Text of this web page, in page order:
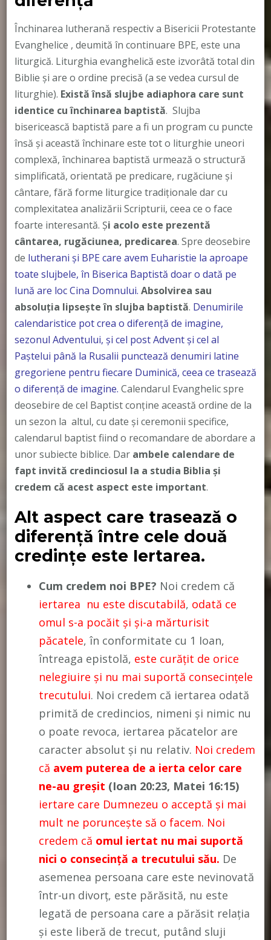
Închinarea lutherană respectiv a Bisericii Protestante
Evanghelice , deumită în continuare BPE, este una
liturgică. Liturghia evanghelică este izvorâtă total din
Biblie și are o ordine precisă (a se vedea cursul de
liturghie). Există însă slujbe adiaphora care sunt
identice cu închinarea baptistă. Slujba
bisericească baptistă pare a fi un program cu puncte
însă și această închinare este tot o liturghie uneori
complexă, închinarea baptistă urmează o structură
simplificată, orientată pe predicare, rugăciune și
cântare, fără forme liturgice tradiționale dar cu
complexitatea analizării Scripturii, ceea ce o face
foarte interesantă. Și acolo este prezentă
cântarea, rugăciunea, predicarea. Spre deosebire
de lutherani și BPE care avem Euharistie la aproape
toate slujbele, în Biserica Baptistă doar o dată pe
lună are loc Cina Domnului. Absolvirea sau
absoluția lipsește în slujba baptistă. Denumirile
calendaristice pot crea o diferență de imagine,
sezonul Adventului, și cel post Advent și cel al
Paștelui până la Rusalii punctează denumiri latine
gregoriene pentru fiecare Duminică, ceea ce trasează
o diferență de imagine. Calendarul Evanghelic spre
deosebire de cel Baptist conține această ordine de la
un sezon la altul, cu date și ceremonii specifice,
calendarul baptist fiind o recomandare de abordare a
unor subiecte biblice. Darambele calendare de
fapt invită credinciosul la a studia Biblia și
credem că acest aspect este important.
Alt aspect care trasează o
diferență între cele două
credințe este Iertarea.
Cum credem noi BPE? Noi credem că
iertarea nu este discutabilă, odată ce
omul s-a pocăit și și-a mărturisit
păcatele, în conformitate cu 1 Ioan,
întreaga epistolă, este curățit de orice
nelegiuire și nu mai suportă consecințele
trecutului. Noi credem că iertarea odată
primită de credincios, nimeni și nimic nu
o poate revoca, iertarea păcatelor are
caracter absolut și nu relativ. Noi credem
că avem puterea de a ierta celor care
ne-au greșit (Ioan 20:23, Matei 16:15)
iertare care Dumnezeu o acceptă și mai
mult ne poruncește să o facem. Noi
credem că omul iertat nu mai suportă
nici o consecință a trecutului său. De
asemenea persoana care este nevinovată
într-un divorț, este părăsită, nu este
legată de persoana care a părăsit relația
și este liberă de trecut, putând sluji